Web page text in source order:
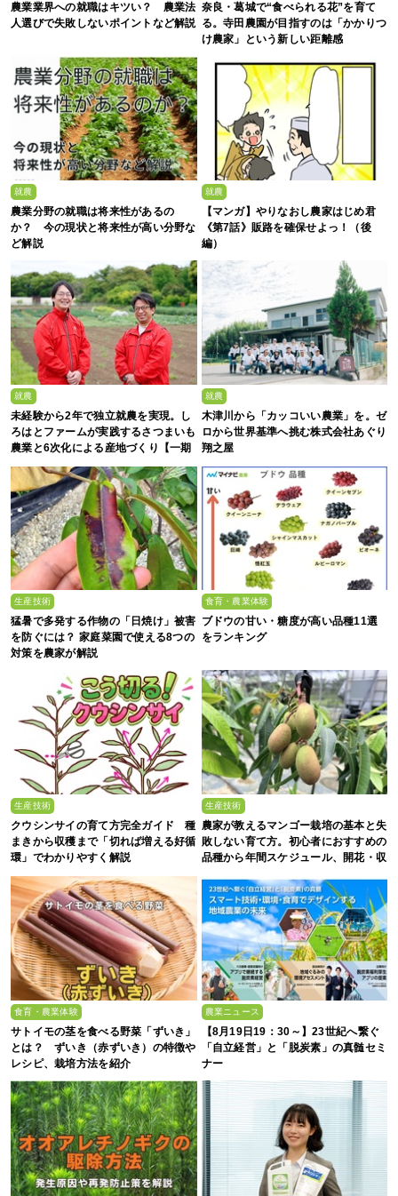
農業業界への就職はキツい？ 農業法
人選びで失敗しないポイントなど解説
奈良・葛城で“食べられる花”を育て
る。寺田農園が目指すのは「かかりつ
け農家」という新しい距離感
就農
農業分野の就職は将来性があるの
か？ 今の現状と将来性が高い分野な
ど解説
就農
【マンガ】やりなおし農家はじめ君
《第7話》販路を確保せよっ！（後
編）
就農
未経験から2年で独立就農を実現。し
ろはとファームが実践するさつまいも
農業と6次化による産地づくり【一期
就農
木津川から「カッコいい農業」を。ゼ
ロから世界基準へ挑む株式会社あぐり
翔之屋
生産技術
猛暑で多発する作物の「日焼け」被害
を防ぐには？ 家庭菜園で使える8つの
対策を農家が解説
食育・農業体験
ブドウの甘い・糖度が高い品種11選
をランキング
生産技術
クウシンサイの育て方完全ガイド 種
まきから収穫まで「切れば増える好循
環」でわかりやすく解説
生産技術
農家が教えるマンゴー栽培の基本と失
敗しない育て方。初心者におすすめの
品種から年間スケジュール、開花・収
食育・農業体験
サトイモの茎を食べる野菜「ずいき」
とは？ ずいき（赤ずいき）の特徴や
レシピ、栽培方法を紹介
農業ニュース
【8月19日19：30～】23世紀へ繋ぐ
「自立経営」と「脱炭素」の真髄セミ
ナー